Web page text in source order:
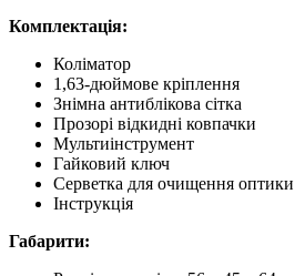
Комплектація:
Коліматор
1,63-дюймове кріплення
Знімна антиблікова сітка
Прозорі відкидні ковпачки
Мультиінструмент
Гайковий ключ
Серветка для очищення оптики
Інструкція
Габарити: